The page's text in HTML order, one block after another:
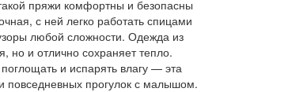
пряжи комфортны и безопасны
с ней легко работать спицами
любой сложности. Одежда из
но и отлично сохраняет тепло.
и испарять влагу — эта
повседневных прогулок с малышом.